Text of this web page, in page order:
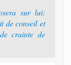
sur lui:
de conseil et
crainte de